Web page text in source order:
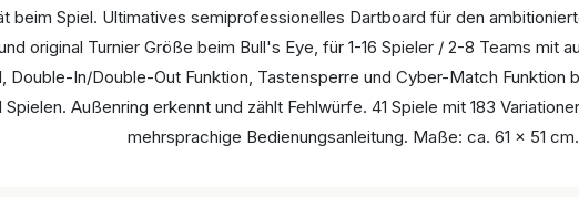
beim Spiel. Ultimatives semiprofessionelles Dartboard für den
original Turnier Größe beim Bull's Eye, für 1-16 Spieler / 2-8 Teams mit
Double-In/Double-Out Funktion, Tastensperre und Cyber-Match Funktion
Außenring erkennt und zählt Fehlwürfe. 41 Spiele mit 183
mehrsprachige Bedienungsanleitung. Maße: ca. 61 x 51 cm.